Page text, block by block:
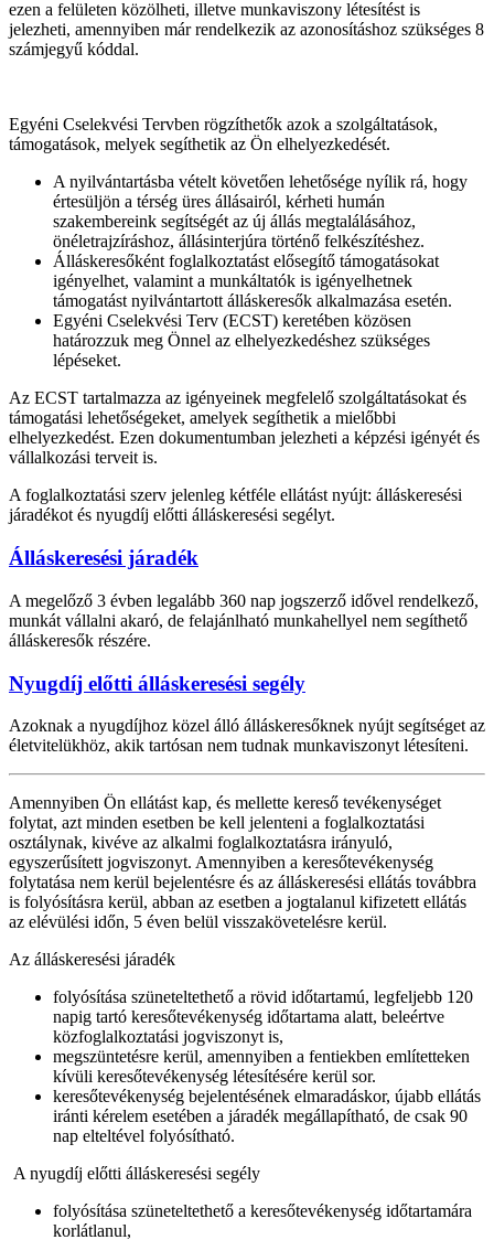
ezen a felületen közölheti, illetve munkaviszony létesítést is
jelezheti, amennyiben már rendelkezik az azonosításhoz szükséges 8
számjegyű kóddal.
Egyéni Cselekvési Tervben rögzíthetők azok a szolgáltatások,
támogatások, melyek segíthetik az Ön elhelyezkedését.
A nyilvántartásba vételt követően lehetősége nyílik rá, hogy
értesüljön a térség üres állásairól, kérheti humán
szakembereink segítségét az új állás megtalálásához,
önéletrajzíráshoz, állásinterjúra történő felkészítéshez.
Álláskeresőként foglalkoztatást elősegítő támogatásokat
igényelhet, valamint a munkáltatók is igényelhetnek
támogatást nyilvántartott álláskeresők alkalmazása esetén.
Egyéni Cselekvési Terv (ECST) keretében közösen
határozzuk meg Önnel az elhelyezkedéshez szükséges
lépéseket.
Az ECST tartalmazza az igényeinek megfelelő szolgáltatásokat és
támogatási lehetőségeket, amelyek segíthetik a mielőbbi
elhelyezkedést. Ezen dokumentumban jelezheti a képzési igényét és
vállalkozási terveit is.
A foglalkoztatási szerv jelenleg kétféle ellátást nyújt: álláskeresési
járadékot és nyugdíj előtti álláskeresési segélyt.
Álláskeresési járadék
A megelőző 3 évben legalább 360 nap jogszerző idővel rendelkező,
munkát vállalni akaró, de felajánlható munkahellyel nem segíthető
álláskeresők részére.
Nyugdíj előtti álláskeresési segély
Azoknak a nyugdíjhoz közel álló álláskeresőknek nyújt segítséget az
életvitelükhöz, akik tartósan nem tudnak munkaviszonyt létesíteni.
Amennyiben Ön ellátást kap, és mellette kereső tevékenységet
folytat, azt minden esetben be kell jelenteni a foglalkoztatási
osztálynak, kivéve az alkalmi foglalkoztatásra irányuló,
egyszerűsített jogviszonyt. Amennyiben a keresőtevékenység
folytatása nem kerül bejelentésre és az álláskeresési ellátás továbbra
is folyósításra kerül, abban az esetben a jogtalanul kifizetett ellátás
az elévülési időn, 5 éven belül visszakövetelésre kerül.
Az álláskeresési járadék
folyósítása szüneteltethető a rövid időtartamú, legfeljebb 120
napig tartó keresőtevékenység időtartama alatt, beleértve
közfoglalkoztatási jogviszonyt is,
megszüntetésre kerül, amennyiben a fentiekben említetteken
kívüli keresőtevékenység létesítésére kerül sor.
keresőtevékenység bejelentésének elmaradáskor, újabb ellátás
iránti kérelem esetében a járadék megállapítható, de csak 90
nap elteltével folyósítható.
A nyugdíj előtti álláskeresési segély
folyósítása szüneteltethető a keresőtevékenység időtartamára
korlátlanul,